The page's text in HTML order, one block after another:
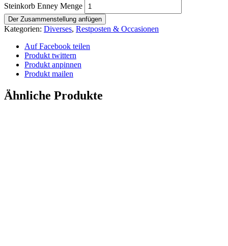
Steinkorb Enney Menge
Der Zusammenstellung anfügen
Kategorien: Diverses, Restposten & Occasionen
Auf Facebook teilen
Produkt twittern
Produkt anpinnen
Produkt mailen
Ähnliche Produkte